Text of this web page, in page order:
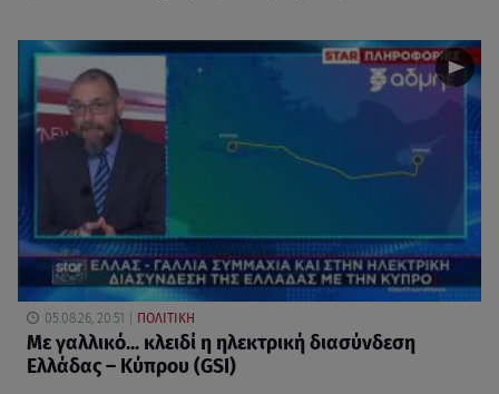
05.08.26, 20:51 ΠΟΛΙΤΙΚΗ
Με γαλλικό... κλειδί η ηλεκτρική διασύνδεση
Ελλάδας – Κύπρου (GSI)